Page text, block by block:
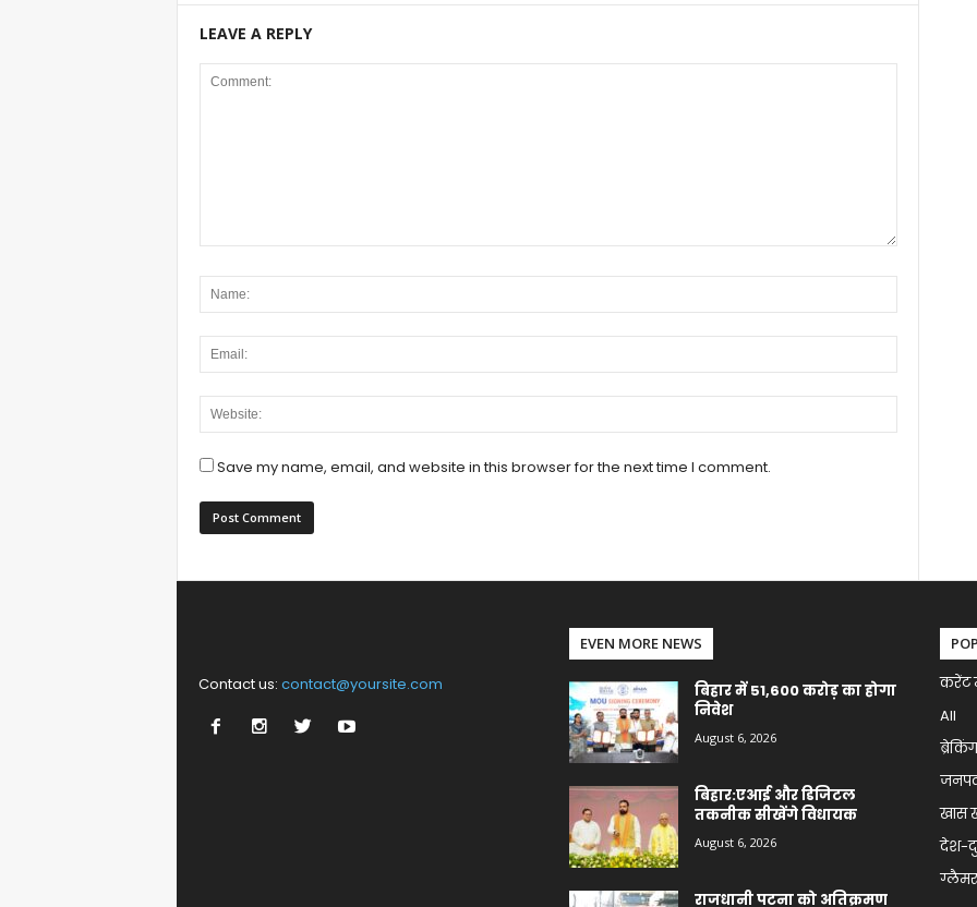
LEAVE A REPLY
Save my name, email, and website in this browser for the next time I comment.
Contact us: contact@yoursite.com
EVEN MORE NEWS
बिहार में 51,600 करोड़ का होगा
निवेश
August 6, 2026
बिहार:एआई और डिजिटल
तकनीक सीखेंगे विधायक
August 6, 2026
राजधानी पटना को अतिक्रमण
करेंट
All
खास
देश-
ग्लैमर